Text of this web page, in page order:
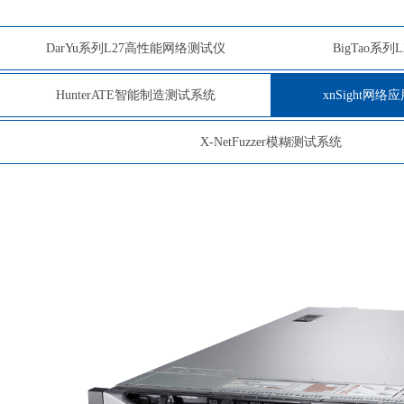
DarYu系列L27高性能网络测试仪 BigTao系列
HunterATE智能制造测试系统 xnSight网络
X-NetFuzzer模糊测试系统